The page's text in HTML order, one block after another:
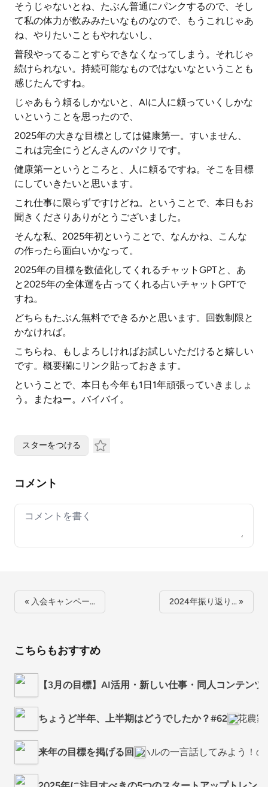
そうじゃないとね、たぶん普通にパンクするので、そし
て私の体力が飲みみたいなものなので、もうこれじゃあ
ね、やりたいこともやれないし、
普段やってることすらできなくなってしまう。それじゃ
続けられない。持続可能なものではないなということも
感じたんですね。
じゃあもう頼るしかないと、AIに人に頼っていくしかな
いということを思ったので、
2025年の大きな目標としては健康第一。すいません、
これは完全にうどんさんのパクリです。
健康第一というところと、人に頼るですね。そこを目標
にしていきたいと思います。
これ仕事に限らずですけどね。ということで、本日もお
聞きくださりありがとうございました。
そんな私、2025年初ということで、なんかね、こんな
の作ったら面白いかなって。
2025年の目標を数値化してくれるチャットGPTと、あ
と2025年の全体運を占ってくれる占いチャットGPTで
すね。
どちらもたぶん無料でできるかと思います。回数制限と
かなければ。
こちらね、もしよろしければお試しいただけると嬉しい
です。概要欄にリンク貼っておきます。
ということで、本日も今年も1日1年頑張っていきましょ
う。またねー。バイバイ。
スターをつける
コメント
Your comment
« 入会キャンペー… 2024年振り返り… »
こちらもおすすめ
【3月の目標】AI活用・新しい仕事・同人コンテン
ちょうど半年、上半期はどうでしたか？#62 “花農
来年の目標を掲げる回 ハルの一言話してみよう！